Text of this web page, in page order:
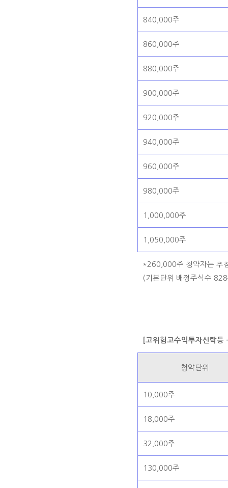
840,000주
860,000주
880,000주
900,000주
920,000주
940,000주
960,000주
980,000주
1,000,000주
1,050,000주
*260,000주 청약자는 추
(기본단위 배정주식수
[고위험고수익투자신탁
청약단위
10,000주
18,000주
32,000주
130,000주